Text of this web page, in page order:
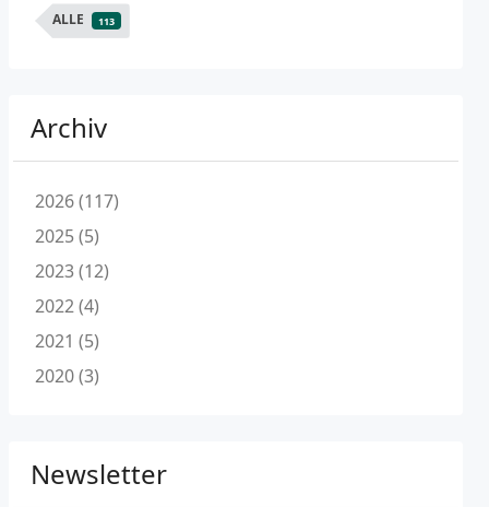
ALLE 113
Archiv
2026 (117)
2025 (5)
2023 (12)
2022 (4)
2021 (5)
2020 (3)
Newsletter